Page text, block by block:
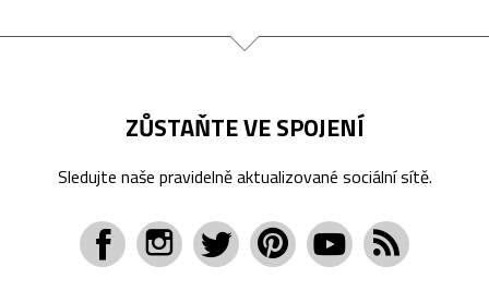
ZŮSTAŇTE VE SPOJENÍ
Sledujte naše pravidelně aktualizované sociální sítě.